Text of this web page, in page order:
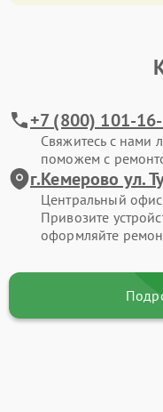
+7 (800) 101-
Свяжитесь с
поможем с
г.Кемерово ул.
Центральный
Привозите
оформляйте